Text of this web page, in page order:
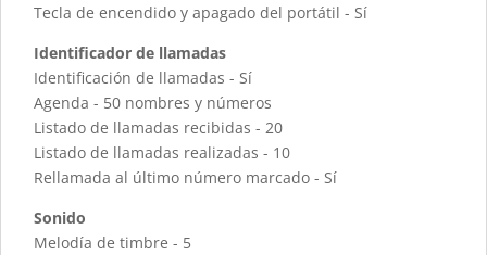
Tecla de encendido y apagado del portátil - Sí
Identificador de llamadas
Identificación de llamadas - Sí
Agenda - 50 nombres y números
Listado de llamadas recibidas - 20
Listado de llamadas realizadas - 10
Rellamada al último número marcado - Sí
Sonido
Melodía de timbre - 5